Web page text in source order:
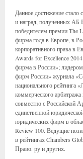
Данное достижение
и наград, полученных
победителем премии The
фирма года в Европе, в
корпоративного права в
Awards for Excellence
фирма в России»;
фирм России» журнала
национального рейтинга
коммерческого
совместно с Российской
единственной
юридических фирм в
Review 100. Ведущие
в рейтингах Chambers
Право. ру и других.